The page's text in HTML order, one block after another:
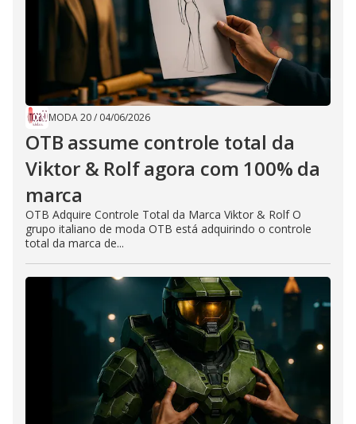
MODA 20/ 04/06/2026
OTB assume controle total da
Viktor & Rolf agora com 100% da
marca
OTB Adquire Controle Total da Marca Viktor & Rolf O
grupo italiano de moda OTB está adquirindo o controle
total da marca de...